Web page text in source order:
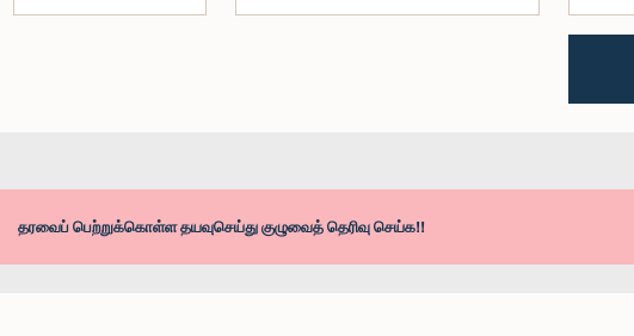
தரவைப் பெற்றுக்கொள்ள தயவுசெய்து குழுவைத் தெரிவு செய்க!!